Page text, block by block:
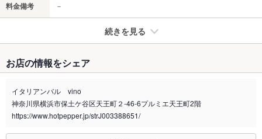
料金備考 －
続きを見る
禁煙・喫煙 全席禁煙
喫煙専用室 なし
※2020年4月1日～受動喫煙対策に関する法律が施行されています。正しい情報はお店へお問い
お店の情報をシェア
イタリアンバル vino
神奈川県横浜市保土ケ谷区天王町２-46-6プルミエ天王町2階
https://www.hotpepper.jp/strJ003388651/